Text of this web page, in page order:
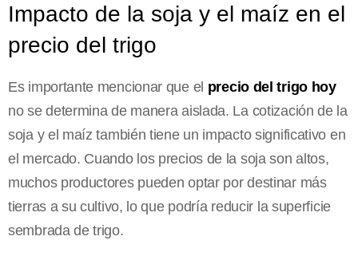
Impacto de la soja y el maíz en el
precio del trigo
Es importante mencionar que el precio del trigo hoy
no se determina de manera aislada. La cotización de la
soja y el maíz también tiene un impacto significativo en
el mercado. Cuando los precios de la soja son altos,
muchos productores pueden optar por destinar más
tierras a su cultivo, lo que podría reducir la superficie
sembrada de trigo.